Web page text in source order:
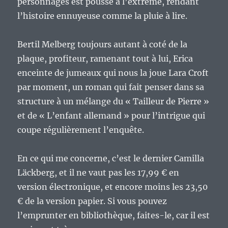
l’histoire ennuyeuse comme la pluie à lire.
Bertil Melberg toujours autant à coté de la
plaque, profiteur, ramenant tout à lui, Erica
enceinte de jumeaux qui nous la joue Lara Croft
par moment, un roman qui fait penser dans sa
structure à un mélange du « Tailleur de Pierre »
et de « L’enfant allemand » pour l’intrigue qui
coupe régulièrement l’enquête.
En ce qui me concerne, c’est le dernier Camilla
Läckberg, et il ne vaut pas les 17,99 € en
version électronique, et encore moins les 23,50
€ de la version papier. Si vous pouvez
l’emprunter en bibliothèque, faites-le, car il est